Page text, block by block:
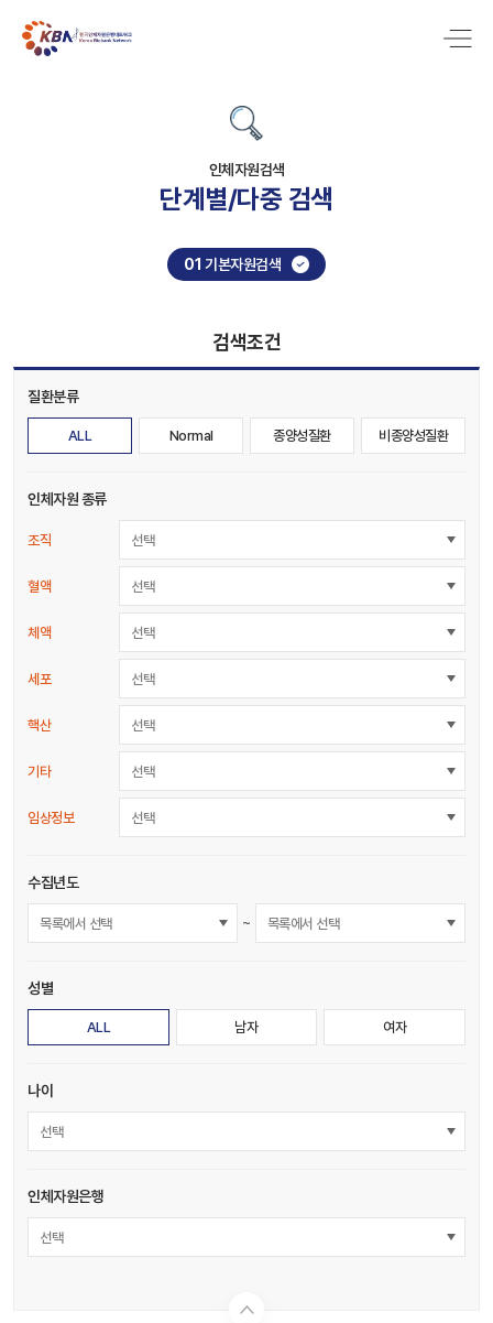
인체자원검색
단계별/다중 검색
01 기본자원검색
검색조건
질환분류
ALL Normal 종양성질환 비종양성질환
인체자원 종류
조직 선택
혈액 선택
체액 선택
세포 선택
핵산 선택
기타 선택
임상정보 선택
수집년도
~
성별
ALL 남자 여자
나이
선택
인체자원은행
선택